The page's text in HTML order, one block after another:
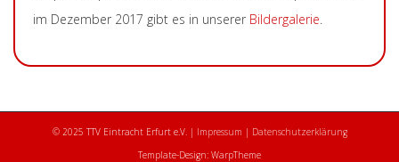
im Dezember 2017 gibt es in unserer Bildergalerie
© 2025 TTV Eintracht Erfurt e.V. | Impressum | Datenschutzerklärung
Template-Design: WarpTheme